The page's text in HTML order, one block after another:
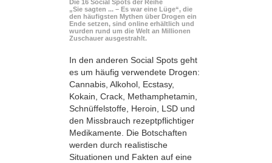
Die 16 Social Spots der Reihe
„Sie sagten ... – Es war eine Lüge“, die
den häufigsten Mythen über Drogen ein
Ende setzen, sind online erhältlich und
wurden rund um die Welt an Millionen
Zuschauer ausgestrahlt.
In den anderen Social Spots geht
es um häufig verwendete Drogen:
Cannabis, Alkohol, Ecstasy,
Kokain, Crack, Methamphetamin,
Schnüffelstoffe, Heroin, LSD und
den Missbrauch rezeptpflichtiger
Medikamente. Die Botschaften
werden durch realistische
Situationen und Fakten auf eine